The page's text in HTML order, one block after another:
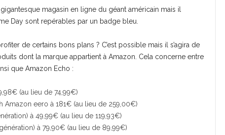
magasin en ligne du géant américain mais il
Day sont repérables par un badge bleu.
de certains bons plans ? C’est possible mais il s’agira de
dont la marque appartient à Amazon. Cela concerne entre
que Amazon Echo :
(au lieu de 74,99€)
Amazon eero à 181€ (au lieu de 259,00€)
à 49,99€ (au lieu de 119,93€)
à 79,90€ (au lieu de 89,99€)